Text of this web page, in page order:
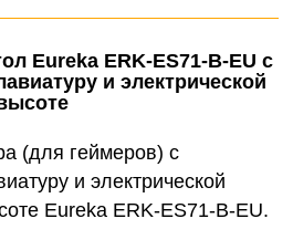
Дикие
Eureka ERK-ES71-B-EU с
и электрической
(для геймеров) с
и электрической
Eureka ERK-ES71-B-EU.